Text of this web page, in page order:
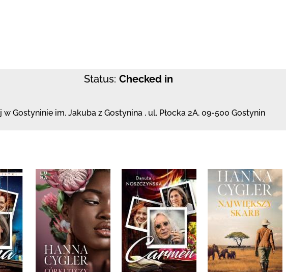
Status: Checked in
w Gostyninie im. Jakuba z Gostynina , ul. Płocka 2A, 09-500 Gostynin